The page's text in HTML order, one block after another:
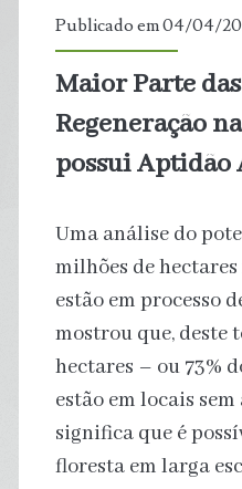
Publicado em 04/04/
Maior Parte
Regeneração
possui Aptidão
Uma análise do
milhões de
estão em processo
mostrou que, deste
hectares – ou 73%
estão em locais
significa que é
floresta em larga